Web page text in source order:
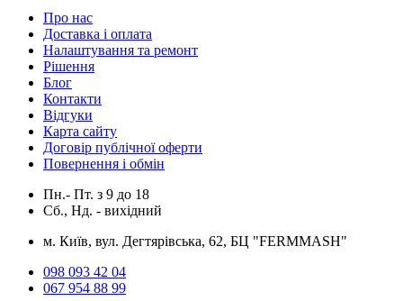
Про нас
Доставка і оплата
Налаштування та ремонт
Рішення
Блог
Контакти
Відгуки
Карта сайту
Договір публічної оферти
Повернення і обмін
Пн.- Пт. з 9 до 18
Сб., Нд. - вихідний
м. Київ, вул. Дегтярівська, 62, БЦ "FERMMASH"
098 093 42 04
067 954 88 99